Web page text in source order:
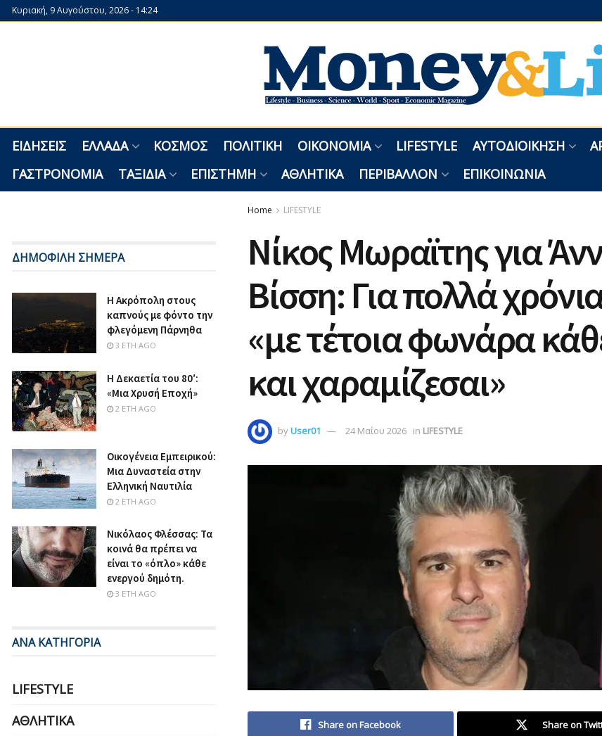
Κυριακή, 9 Αυγούστου, 2026 - 14:24
ΕΙΔΉΣΕΙΣ ΕΛΛΆΔΑ ΚΌΣΜΟΣ ΠΟΛΙΤΙΚΉ ΟΙΚΟΝΟΜΊΑ LIFESTYLE ΑΥΤΟΔΙΟΊΚΗΣΗ
ΓΑΣΤΡΟΝΟΜΊΑ
ΤΑΞΊΔΙΑ ΕΠΙΣΤΉΜΗ ΑΘΛΗΤΙΚΆ ΠΕΡΙΒΆΛΛΟΝ ΕΠΙΚΟΙΝΩΝΊΑ
Home LIFESTYLE
Νίκος Μωραϊτης για
Βίσση: Για πολλά
«με τέτοια φωνάρα
και χαραμίζεσαι»
byUser01 24 Μαΐου 2026 in LIFESTYLE
Share on Facebook Share on
ΔΗΜΟΦΙΛΗ ΣΗΜΕΡΑ
Η Ακρόπολη στους
καπνούς με φόντο την
φλεγόμενη Πάρνηθα
3 ΈΤΗ AGO
Η Δεκαετία του 80′:
«Μια Χρυσή Εποχή»
2 ΈΤΗ AGO
Οικογένεια Εμπειρικού:
Μια Δυναστεία στην
Ελληνική Ναυτιλία
2 ΈΤΗ AGO
Νικόλαος Φλέσσας: Τα
κοινά θα πρέπει να
είναι το «όπλο» κάθε
ενεργού δημότη.
3 ΈΤΗ AGO
ΑΝΑ ΚΑΤΗΓΟΡΙΑ
LIFESTYLE
ΑΘΛΗΤΙΚΆ